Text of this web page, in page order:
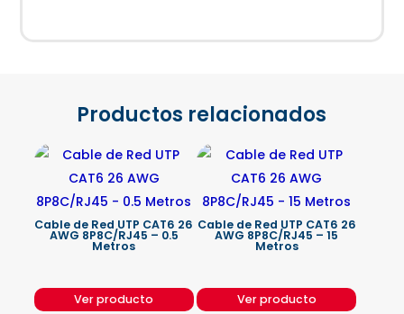
Productos relacionados
Cable de Red UTP CAT6 26
AWG 8P8C/RJ45 – 0.5
Metros
Ver producto
Cable de Red UTP CAT6 26
AWG 8P8C/RJ45 – 15
Metros
Ver producto